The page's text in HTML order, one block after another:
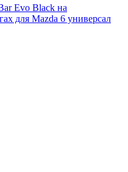
Evo Black на
для Mazda 6 универсал